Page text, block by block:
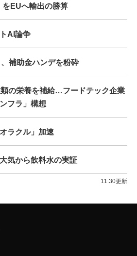
をEUへ輸出の勝算
AI論争
補助金ハンデを粉砕
の栄養を補給…フードテック企業
フラ」構想
ラクル」加速
気から飲料水の実証
11:30更新